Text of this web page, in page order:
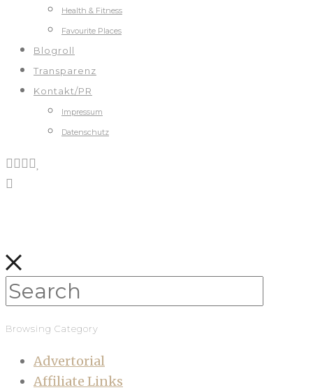
Health & Fitness
Favourite Places
Blogroll
Transparenz
Kontakt/PR
Impressum
Datenschutz
Browsing Category
Advertorial
Affiliate Links